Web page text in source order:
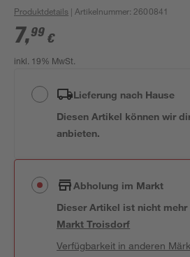
Produktdetails | Artikelnummer: 2600841
7,99 €
inkl. 19% MwSt.
Lieferung nach Hause
Diesen Artikel können wir
anbieten.
Abholung im Markt
Dieser Artikel ist nicht
MarktTroisdorf
Verfügbarkeit in anderen